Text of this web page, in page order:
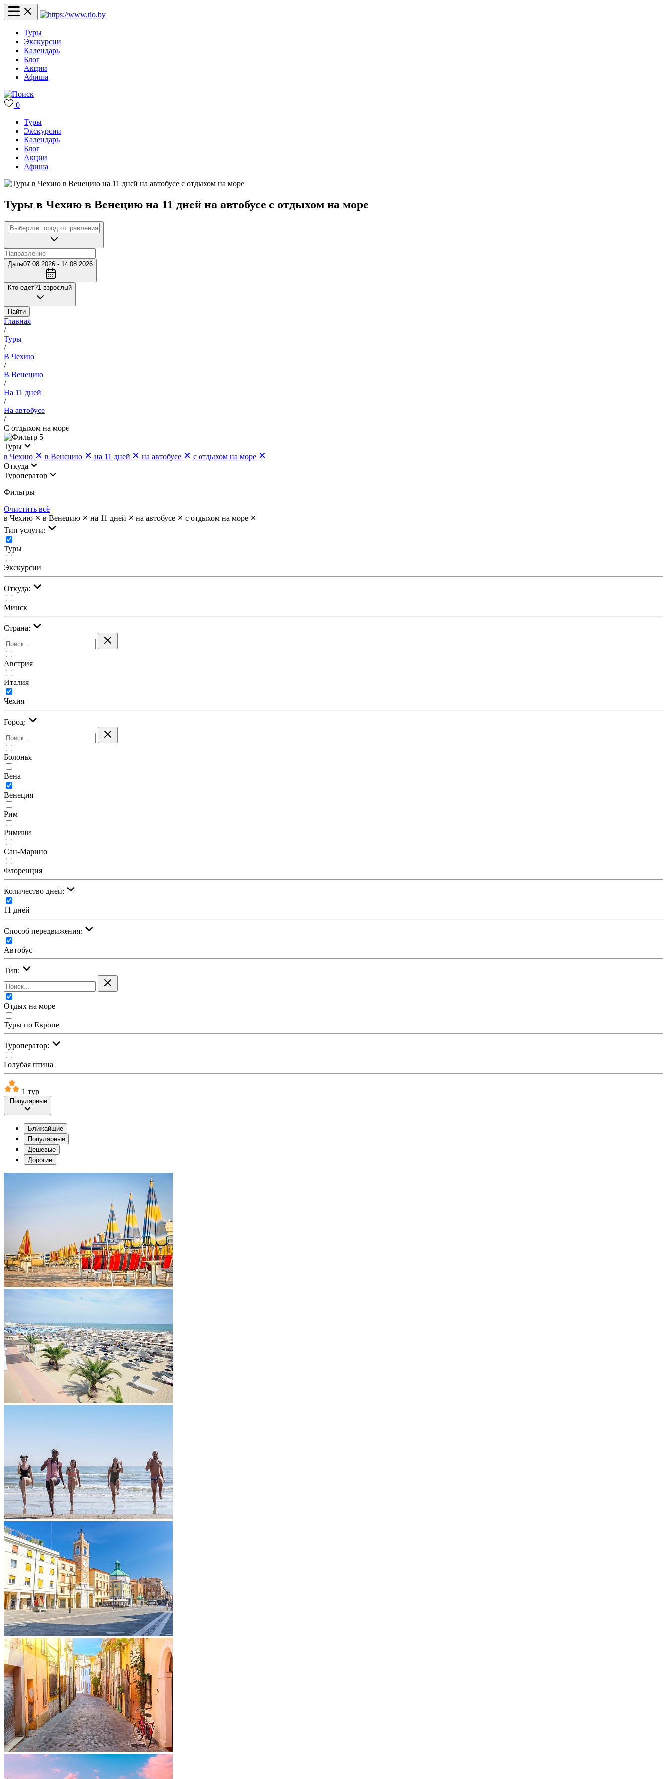
Туры
Экскурсии
Календарь
Блог
Акции
Афиша
0
Туры
Экскурсии
Календарь
Блог
Акции
Афиша
Туры в Чехию в Венецию на 11 дней на автобусе с отдыхом на море
Даты07.08.2026 - 14.08.2026
Кто едет?1 взрослый
Найти
Главная
/
Туры
/
В Чехию
/
В Венецию
/
На 11 дней
/
На автобусе
/
С отдыхом на море
5
Туры
в Чехию
в Венецию на 11 дней на автобусе
с отдыхом на море
Откуда
Туроператор
Фильтры
Очистить всё
в Чехию
в Венецию на 11 дней на автобусе
с отдыхом на море
Тип услуги:
Туры
Экскурсии
Откуда:
Минск
Страна:
Австрия
Италия
Чехия
Город:
Болонья
Вена
Венеция
Рим
Римини
Сан-Марино
Флоренция
Количество дней:
11 дней
Cпособ передвижения:
Автобус
Тип:
Отдых на море
Туры по Европе
Туроператор:
Голубая птица
1 тур
Популярные
Ближайшие
Популярные
Дешевые
Дорогие